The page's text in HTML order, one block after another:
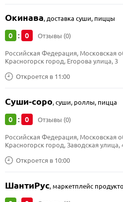
Окинава, доставка суши, пиццы
0 : 0 Отзывы (0)
Откроется в 11:00
Российская Федерация, Московская
Красногорск город, Егорова улица, 3
Суши-соро,суши, роллы, пицца
0 : 0 Отзывы (0)
Откроется в 10:00
Российская Федерация, Московская
Красногорск город, Заводская улица,
ШантиРус, маркетплейс